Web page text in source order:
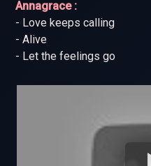
Annagrace :
- Love keeps calling
- Alive
- Let the feelings go